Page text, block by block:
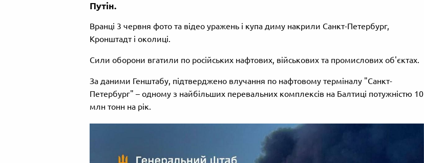
Путін.
Вранці 3 червня фото та відео уражень і купа диму накрили Санкт-Петербург,
Кронштадт і околиці.
Сили оборони вгатили по російських нафтових, військових та промислових об'єктах.
За даними Генштабу, підтверджено влучання по нафтовому терміналу "Санкт-
Петербург" – одному з найбільших перевальних комплексів на Балтиці потужністю 10
млн тонн на рік.